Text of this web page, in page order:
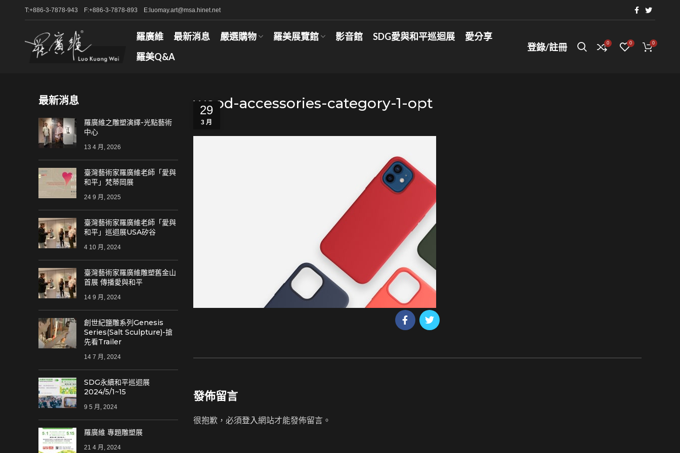
T:+886-3-7878-943 F:+886-3-7878-893 E:luomay.art@msa.hinet.net
羅廣維 最新消息 嚴選購物 羅美展覽館 影音館 SDG愛與和平巡迴展
愛分享
羅美Q&A
登錄/註冊 0 0 0
wood-accessories-category-1-opt
29
3 月
發佈留言
很抱歉，必須登入網站才能發佈留言。
最新消息
羅廣維之雕塑演繹-光點藝術
中心
13 4 月, 2026
臺灣藝術家羅廣維老師「愛與
和平」梵蒂岡展
24 9 月, 2025
臺灣藝術家羅廣維老師「愛與
和平」巡迴展USA矽谷
4 10 月, 2024
臺灣藝術家羅廣維雕塑舊金山
首展 傳播愛與和平
14 9 月, 2024
創世紀鹽雕系列Genesis
Series(Salt Sculpture)-搶
先看Trailer
14 7 月, 2024
SDG永續和平巡迴展
2024/5/1~15
9 5 月, 2024
羅廣維 專題雕塑展
21 4 月, 2024